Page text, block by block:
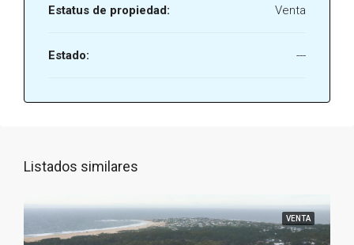
Estatus de propiedad: Venta
Estado: ---
Listados similares
VENTA